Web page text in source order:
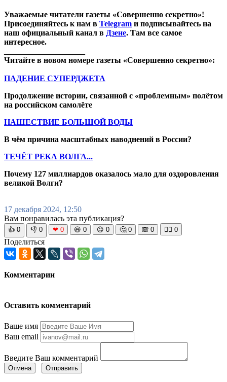
Уважаемые читатели газеты «Совершенно секретно»!
Присоединяйтесь к нам в Telegram и подписывайтесь на
наш официальный канал в Дзене. Там все самое
интересное.
Читайте в новом номере газеты «Совершенно секретно»:
ПАДЕНИЕ СУПЕРДЖЕТА
Продолжение истории, связанной с «проблемным» полётом
на российском самолёте
НАШЕСТВИЕ БОЛЬШОЙ ВОДЫ
В чём причина масштабных наводнений в России?
ТЕЧЁТ РЕКА ВОЛГА...
Почему 127 миллиардов оказалось мало для оздоровления
великой Волги?
17 декабря 2024, 12:50
Вам понравилась эта публикация?
👍 0 👎 0 ❤ 0 😆 0 😡 0 🤔 0 🙈 0 🧘‍♀️ 0
Поделиться
Комментарии
Оставить комментарий
Ваше имя
Ваш email
Введите Ваш комментарий
Отмена Отправить